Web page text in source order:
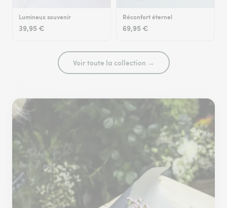
Lumineux souvenir
39,95 €
Réconfort éternel
69,95 €
Voir toute la collection →